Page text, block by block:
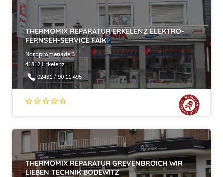
THERMOMIX REPARATUR ERKELENZ ELEKTRO-
FERNSEH-SERVICE FAIK
Nordpromenade 3
41812 Erkelenz
02431 / 90 11 495
THERMOMIX REPARATUR GREVENBROICH WIR
LIEBEN TECHNIK BODEWITZ